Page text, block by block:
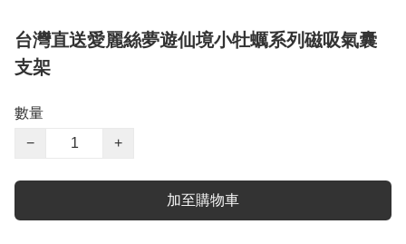
台灣直送愛麗絲夢遊仙境小牡蠣系列磁吸氣囊
支架
數量
−
+
加至購物車